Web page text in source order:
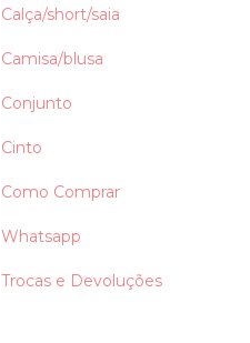
Calça/short/saia
Camisa/blusa
Conjunto
Cinto
Como Comprar
Whatsapp
Trocas e Devoluções